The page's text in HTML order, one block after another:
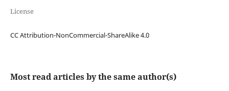
License
CC Attribution-NonCommercial-ShareAlike 4.0
Most read articles by the same author(s)